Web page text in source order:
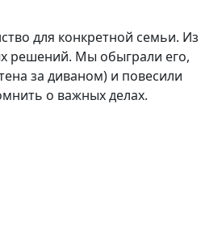
для конкретной семьи. Из
решений. Мы обыграли его,
за диваном) и повесили
о важных делах.